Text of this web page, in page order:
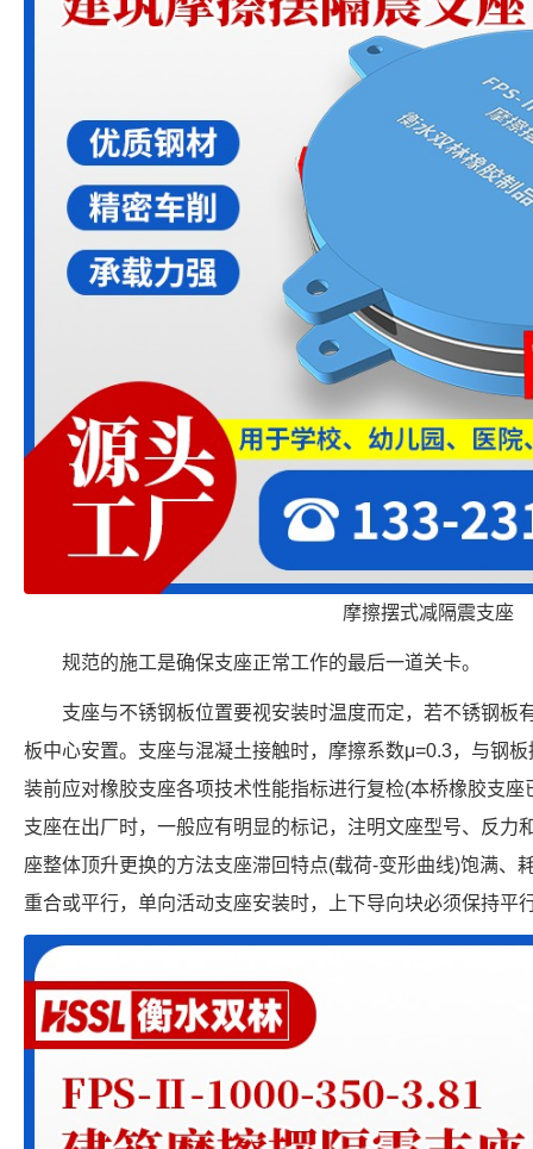
摩擦摆式减隔震支座
规范的施工是确保支座正常工作的最后一道关卡。
支座与不锈钢板位置要视安装时温度而定，若不锈钢板
板中心安置。支座与混凝土接触时，摩擦系数μ=0.3，与钢
装前应对橡胶支座各项技术性能指标进行复检(本桥橡胶支
支座在出厂时，一般应有明显的标记，注明文座型号、反力
座整体顶升更换的方法支座滞回特点(载荷-变形曲线)饱满、
重合或平行，单向活动支座安装时，上下导向块必须保持平